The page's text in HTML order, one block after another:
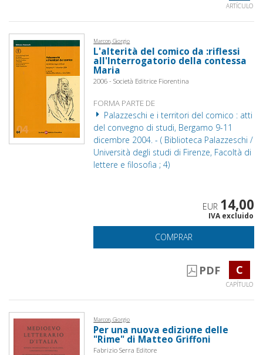
ARTÍCULO
Marcon, Giorgio
L'alterità del comico da :riflessi
all'Interrogatorio della contessa
Maria
2006 - Società Editrice Fiorentina
FORMA PARTE DE
Palazzeschi e i territori del comico : atti
del convegno di studi, Bergamo 9-11
dicembre 2004. - ( Biblioteca Palazzeschi /
Università degli studi di Firenze, Facoltà di
lettere e filosofia ; 4)
EUR 14,00
IVA excluido
COMPRAR
PDF C
CAPÍTULO
Marcon, Giorgio
Per una nuova edizione delle
"Rime" di Matteo Griffoni
Fabrizio Serra Editore